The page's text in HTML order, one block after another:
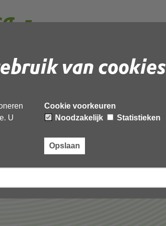
van cookies
U
Cookie voorkeuren
Noodzakelijk
Statistieken
Opslaan